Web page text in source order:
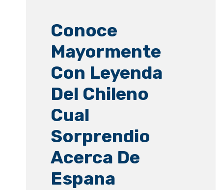
Conoce
Mayormente
Con Leyenda
Del Chileno
Cual
Sorprendio
Acerca De
Espana